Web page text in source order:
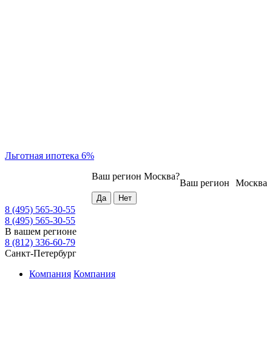
Льготная ипотека 6%
Москва
Ваш регион
Ваш регион Москва?
8 (495) 565-30-55
8 (495) 565-30-55
В вашем регионе
8 (812) 336-60-79
Санкт-Петербург
Компания Компания